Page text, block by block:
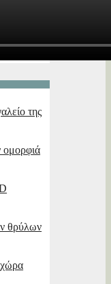
της
ομορφιά
θρύλων